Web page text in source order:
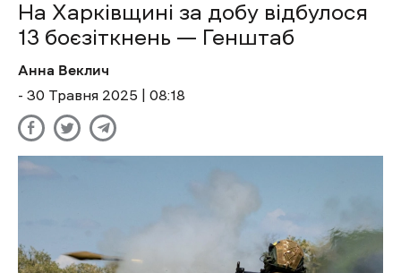
На Харківщині за добу відбулося
13 боєзіткнень — Генштаб
Анна Веклич
- 30 Травня 2025 | 08:18